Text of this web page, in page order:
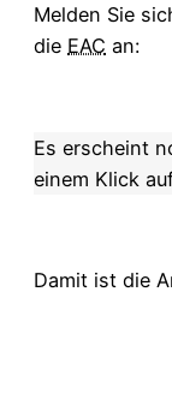
Melden Sie
die EAC an:
Es erscheint
einem Klick
Damit ist die